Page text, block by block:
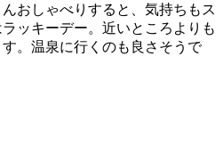
おしゃべりすると、気持ちもス
ッキーデー。近いところよりも
。温泉に行くのも良さそうで